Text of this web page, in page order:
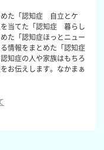
めた「認知症 自立とケ
を当てた「認知症 暮らし
た「認知症ほっとニュー
情報をまとめた「認知症
知症の人や家族はもちろ
お伝えします。なかまぁ